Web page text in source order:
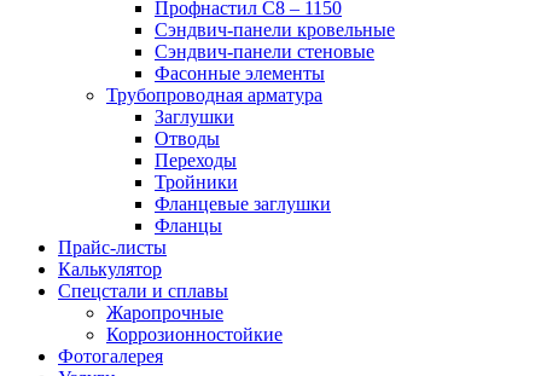
Профнастил С8 – 1150
Сэндвич-панели кровельные
Сэндвич-панели стеновые
Фасонные элементы
Трубопроводная арматура
Заглушки
Отводы
Переходы
Тройники
Фланцевые заглушки
Фланцы
Прайс-листы
Калькулятор
Спецстали и сплавы
Жаропрочные
Коррозионностойкие
Фотогалерея